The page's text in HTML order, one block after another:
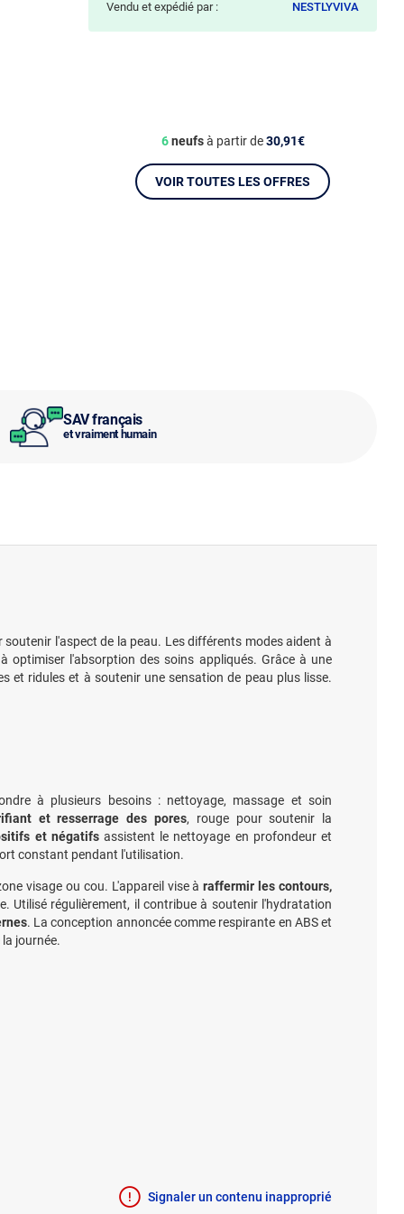
SAV français
et vraiment humain
Vendu et expédié par : NESTLYVIVA
6neufsà partir de30,91€
VOIR TOUTES LES OFFRES
l'aspect de la peau. Les différents modes aident à
optimiser l'absorption des soins appliqués. Grâce à une
et ridules et à soutenir une sensation de peau plus lisse.
à plusieurs besoins : nettoyage, massage et soin
et resserrage des pores, rouge pour soutenir la
et négatifsassistent le nettoyage en profondeur et
constant pendant l'utilisation.
visage ou cou. L'appareil vise àraffermir les contours,
Utilisé régulièrement, il contribue à soutenir l'hydratation
. La conception annoncée comme respirante en ABS et
journée.
Signaler un contenu inapproprié